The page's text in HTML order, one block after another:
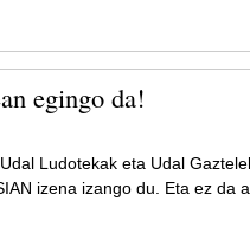
egingo da!
Ludotekak eta Udal
izena izango du. Eta ez da